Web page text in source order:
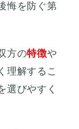
悔を防ぐ第
方の特徴や
理解するこ
選びやすく